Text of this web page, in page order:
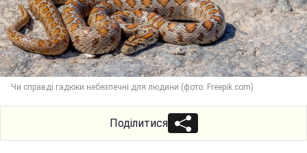
Чи справді гадюки небезпечні для людини (фото: Freepik.com)
Поділитися